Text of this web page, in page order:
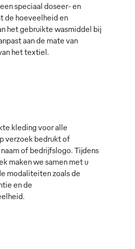
speciaal doseer- en
de hoeveelheid en
het gebruikte wasmiddel bij
aan de mate van
het textiel.
kleding voor alle
verzoek bedrukt of
of bedrijfslogo. Tijdens
maken we samen met u
modaliteiten zoals de
en de